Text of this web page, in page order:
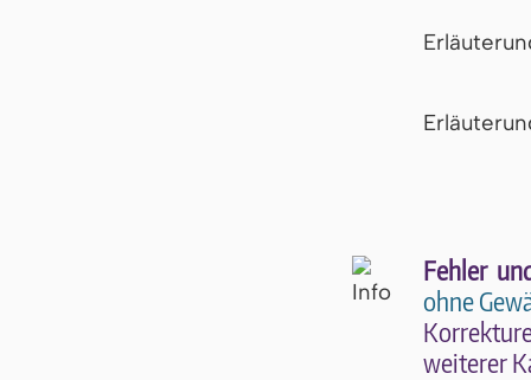
Fehler
ohne
wei­te­rer